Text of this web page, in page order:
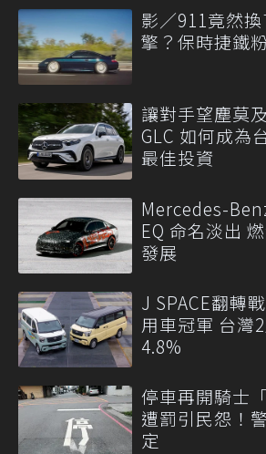
影／911竟然
擎？保時捷鐵
讓對手望塵莫
GLC 如何成為
最佳投資
Mercedes-
EQ 命名淡出
發展
J SPACE翻轉
用車冠軍 台灣
4.8%
停車再開騎士
遭罰引民怨！
定